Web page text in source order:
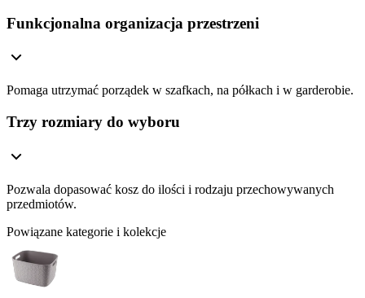
Funkcjonalna organizacja przestrzeni
Pomaga utrzymać porządek w szafkach, na półkach i w garderobie.
Trzy rozmiary do wyboru
Pozwala dopasować kosz do ilości i rodzaju przechowywanych
przedmiotów.
Powiązane kategorie i kolekcje